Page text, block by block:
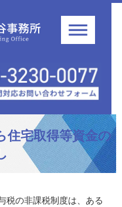
住宅取得等資金の
税の非課税制度は、ある